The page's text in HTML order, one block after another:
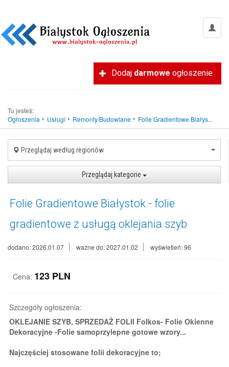
Dodaj darmowe ogłoszenie
Tu jesteś:
Ogłoszenia
Usługi Remonty/Budowlane Folie Gradientowe Białys...
Przeglądaj według regionów
Przeglądaj kategorie
Folie Gradientowe Białystok - folie
gradientowe z usługą oklejania szyb
dodano: 2026.01.07 ważne do: 2027.01.02 wyświetleń: 96
Cena: 123 PLN
Szczegóły ogłoszenia:
OKLEJANIE SZYB, SPRZEDAŻ FOLII Folkos- Folie Okienne
Dekoracyjne -Folie samoprzylepne gotowe wzory...
Najczęściej stosowane folii dekoracyjne to;